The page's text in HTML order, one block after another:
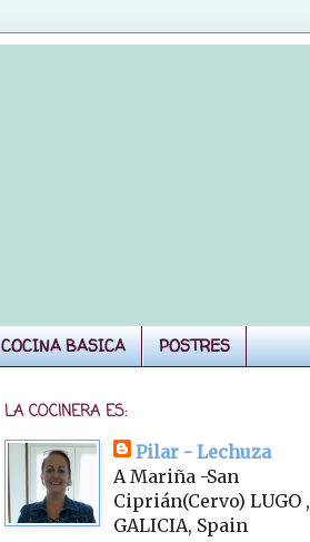
COCINA BASICA POSTRES
LA COCINERA ES:
Pilar - Lechuza
A Mariña -San
Ciprián(Cervo) LUGO ,
GALICIA, Spain